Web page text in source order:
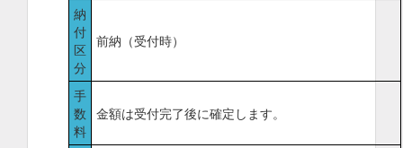
納
付
区
分
前納（受付時）
手
数
料
金額は受付完了後に確定します。